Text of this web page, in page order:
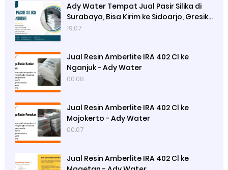
Ady Water Tempat Jual Pasir Silika di
Surabaya, Bisa Kirim ke Sidoarjo, Gresik,
Semarang
19.07
Jual Resin Amberlite IRA 402 Cl ke
Nganjuk - Ady Water
00.08
Jual Resin Amberlite IRA 402 Cl ke
Mojokerto - Ady Water
00.07
Jual Resin Amberlite IRA 402 Cl ke